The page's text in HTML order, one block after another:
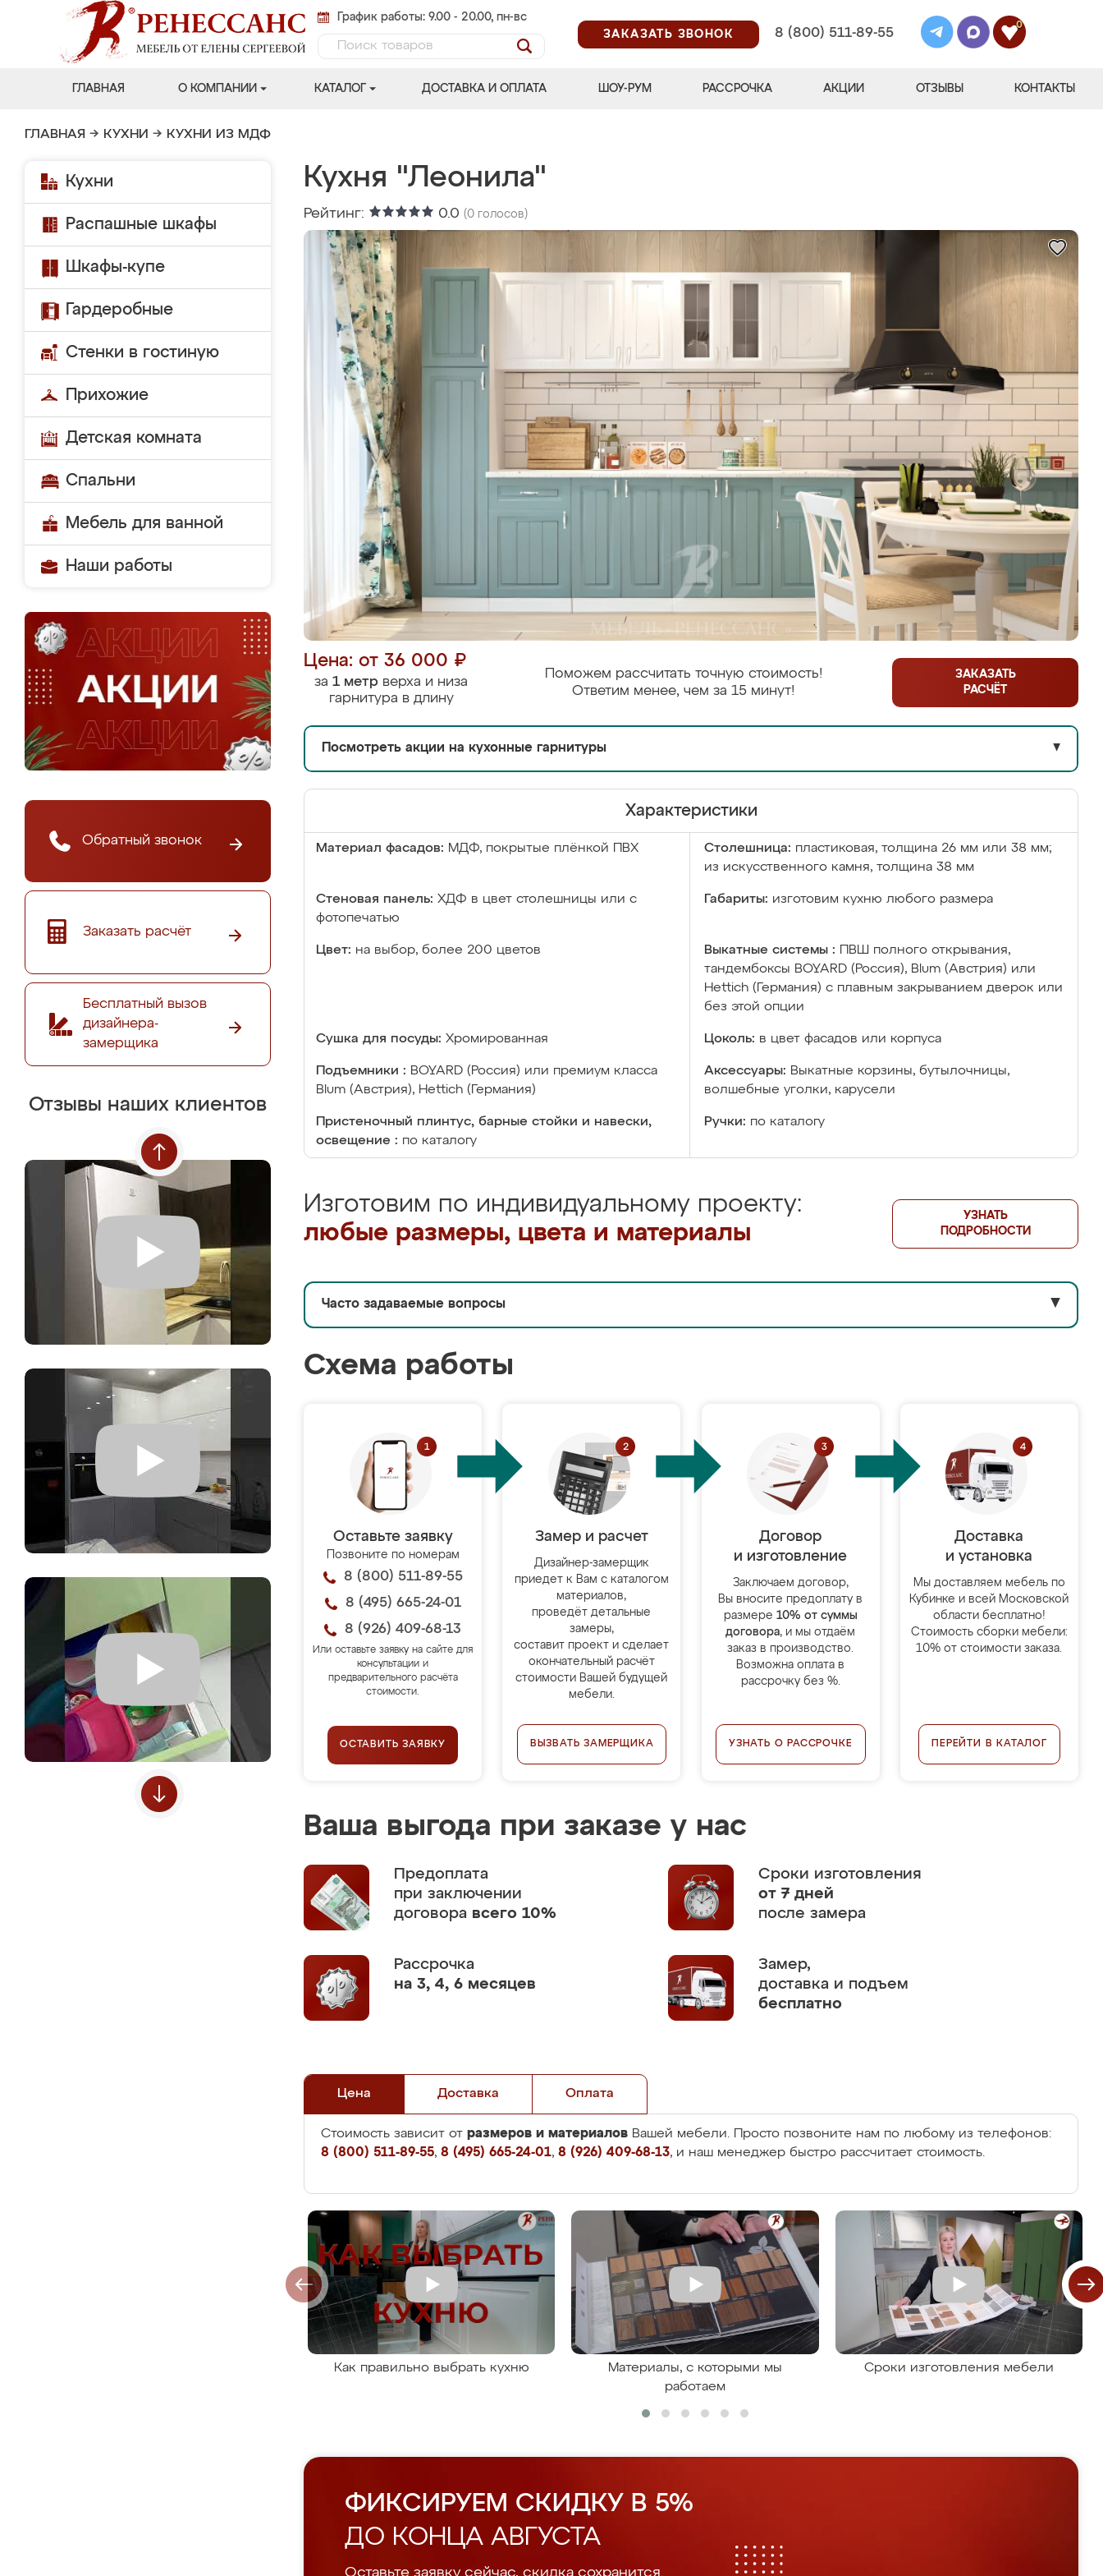
График работы: 9.00 - 20.00, пн-вс
ЗАКАЗАТЬ ЗВОНОК
8 (800) 511-89-55
0
ГЛАВНАЯ О КОМПАНИИ КАТАЛОГ ДОСТАВКА И ОПЛАТА ШОУ-РУМ РАССРОЧКА АКЦИИ ОТЗЫВЫ КОНТАКТЫ
ГЛАВНАЯ → КУХНИ → КУХНИ ИЗ МДФ
Кухни
Распашные шкафы
Шкафы-купе
Гардеробные
Стенки в гостиную
Прихожие
Детская комната
Спальни
Мебель для ванной
Наши работы
Обратный звонок
Заказать расчёт
Бесплатный вызов
дизайнера-
замерщика
Отзывы наших клиентов
Кухня "Леонила"
Рейтинг: 0.0 (0 голосов)
Цена: от 36 000 ₽
за 1 метр верха и низа
гарнитура в длину
Поможем рассчитать точную стоимость!
Ответим менее, чем за 15 минут!
ЗАКАЗАТЬ
РАСЧЁТ
Посмотреть акции на кухонные гарнитуры ▼
Характеристики
Материал фасадов: МДФ, покрытые плёнкой ПВХ Столешница: пластиковая, толщина 26 мм или 38 мм;
из искусственного камня, толщина 38 мм
Стеновая панель: ХДФ в цвет столешницы или с
фотопечатью
Габариты: изготовим кухню любого размера
Цвет: на выбор, более 200 цветов Выкатные системы :
ПВШ полного открывания,
тандембоксы BOYARD (Россия), Blum (Австрия) или
Hettich (Германия) с плавным закрыванием дверок или
без этой опции
Сушка для посуды: Хромированная Цоколь: в цвет фасадов или корпуса
Подъемники : BOYARD (Россия) или премиум класса
Blum (Австрия), Hettich (Германия)
Аксессуары: Выкатные корзины, бутылочницы,
волшебные уголки, карусели
Пристеночный плинтус, барные стойки и навески,
освещение : по каталогу
Ручки: по каталогу
Изготовим по индивидуальному проекту:
любые размеры, цвета и материалы
УЗНАТЬ
ПОДРОБНОСТИ
Часто задаваемые вопросы ▼
Схема работы
Оставьте заявку
Позвоните по номерам
8 (800) 511-89-55
8 (495) 665-24-01
8 (926) 409-68-13
Или оставьте заявку на сайте для
консультации и
предварительного расчёта
стоимости.
ОСТАВИТЬ ЗАЯВКУ
Замер и расчет
Дизайнер-замерщик
приедет к Вам с каталогом
материалов,
проведёт детальные
замеры,
составит проект и сделает
окончательный расчёт
стоимости Вашей будущей
мебели.
ВЫЗВАТЬ ЗАМЕРЩИКА
Договор
и изготовление
Заключаем договор,
Вы вносите предоплату в
размере 10% от суммы
договора, и мы отдаём
заказ в производство.
Возможна оплата в
рассрочку без %.
УЗНАТЬ О РАССРОЧКЕ
Доставка
и установка
Мы доставляем мебель по
Кубинке и всей Московской
области бесплатно!
Стоимость сборки мебели:
10% от стоимости заказа.
ПЕРЕЙТИ В КАТАЛОГ
Ваша выгода при заказе у нас
Предоплата
при заключении
договора всего 10%
Сроки изготовления
от 7 дней
после замера
Рассрочка
на 3, 4, 6 месяцев
Замер,
доставка и подъем
бесплатно
Цена Доставка Оплата
Стоимость зависит от размеров и материалов Вашей мебели. Просто позвоните нам по любому из телефонов:
8 (800) 511-89-55, 8 (495) 665-24-01, 8 (926) 409-68-13, и наш менеджер быстро рассчитает стоимость.
Как правильно выбрать кухню
Материалы, с которыми мы
работаем
Сроки изготовления мебели
ФИКСИРУЕМ СКИДКУ В 5%
ДО КОНЦА АВГУСТА
Оставьте заявку сейчас, скидка сохранится.